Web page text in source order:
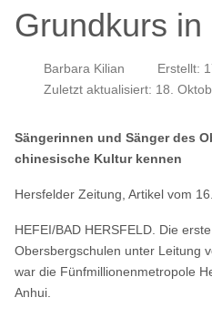
Grundkurs in
Barbara Kilian
Erstellt:
Zuletzt aktualisiert: 18.
Sängerinnen und Sänger des
chinesische Kultur kennen
Hersfelder Zeitung, Artikel vom
HEFEI/BAD HERSFELD. Die
Obersbergschulen unter Leitung
war die Fünfmillionenmetropole
Anhui.